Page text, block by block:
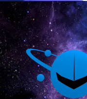
Opening